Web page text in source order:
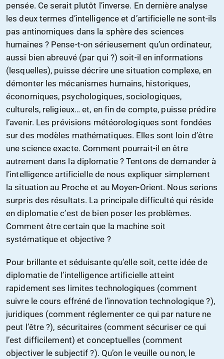
pensée. Ce serait plutôt l’inverse. En dernière analyse
les deux termes d’intelligence et d’artificielle ne sont-ils
pas antinomiques dans la sphère des sciences
humaines ? Pense-t-on sérieusement qu’un ordinateur,
aussi bien abreuvé (par qui ?) soit-il en informations
(lesquelles), puisse décrire une situation complexe, en
démonter les mécanismes humains, historiques,
économiques, psychologiques, sociologiques,
culturels, religieux… et, en fin de compte, puisse prédire
l’avenir. Les prévisions météorologiques sont fondées
sur des modèles mathématiques. Elles sont loin d’être
une science exacte. Comment pourrait-il en être
autrement dans la diplomatie ? Tentons de demander à
l’intelligence artificielle de nous expliquer simplement
la situation au Proche et au Moyen-Orient. Nous serions
surpris des résultats. La principale difficulté qui réside
en diplomatie c’est de bien poser les problèmes.
Comment être certain que la machine soit
systématique et objective ?
Pour brillante et séduisante qu’elle soit, cette idée de
diplomatie de l’intelligence artificielle atteint
rapidement ses limites technologiques (comment
suivre le cours effréné de l’innovation technologique ?),
juridiques (comment réglementer ce qui par nature ne
peut l’être ?), sécuritaires (comment sécuriser ce qui
l’est difficilement) et conceptuelles (comment
objectiver le subjectif ?). Qu’on le veuille ou non, le